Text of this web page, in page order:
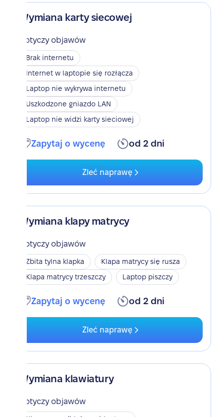
Wymiana karty siecowej
Dotyczy objawów
Brak internetu
Internet w laptopie się rozłącza
Laptop nie wykrywa internetu
Uszkodzone gniazdo LAN
Laptop nie widzi karty sieciowej
Zapytaj o wycenę od 2 dni
Zleć naprawę
Wymiana klapy matrycy
Dotyczy objawów
Zbita tylna klapka
Klapa matrycy się rusza
Klapa matrycy trzeszczy
Laptop piszczy
Zapytaj o wycenę od 2 dni
Zleć naprawę
Wymiana klawiatury
Dotyczy objawów